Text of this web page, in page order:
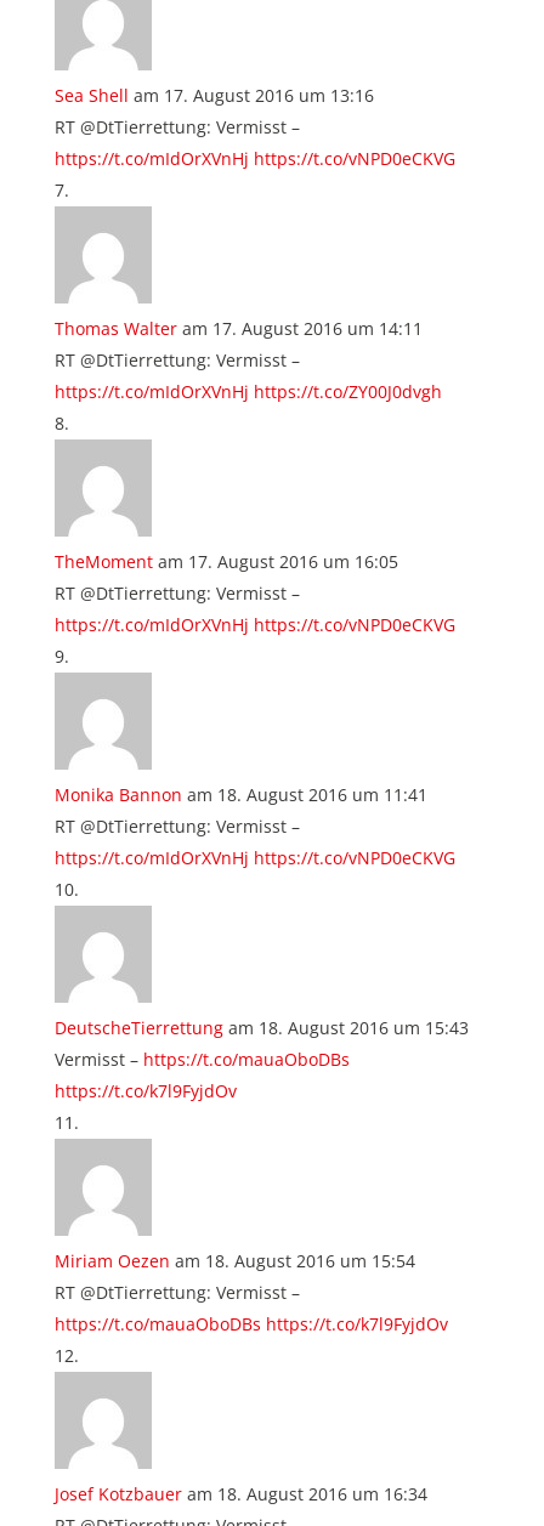
Sea Shell am 17. August 2016 um 13:16
RT @DtTierrettung: Vermisst –
https://t.co/mIdOrXVnHj https://t.co/vNPD0eCKVG
Thomas Walter am 17. August 2016 um 14:11
RT @DtTierrettung: Vermisst –
https://t.co/mIdOrXVnHj https://t.co/ZY00J0dvgh
TheMoment am 17. August 2016 um 16:05
RT @DtTierrettung: Vermisst –
https://t.co/mIdOrXVnHj https://t.co/vNPD0eCKVG
Monika Bannon am 18. August 2016 um 11:41
RT @DtTierrettung: Vermisst –
https://t.co/mIdOrXVnHj https://t.co/vNPD0eCKVG
DeutscheTierrettung am 18. August 2016 um 15:43
Vermisst – https://t.co/mauaOboDBs
https://t.co/k7l9FyjdOv
Miriam Oezen am 18. August 2016 um 15:54
RT @DtTierrettung: Vermisst –
https://t.co/mauaOboDBs https://t.co/k7l9FyjdOv
Josef Kotzbauer am 18. August 2016 um 16:34